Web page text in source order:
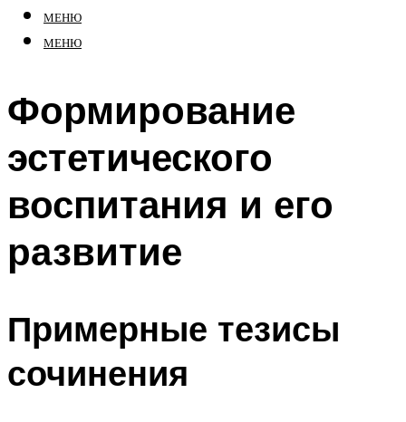
МЕНЮ
МЕНЮ
Формирование
эстетического
воспитания и его
развитие
Примерные тезисы
сочинения